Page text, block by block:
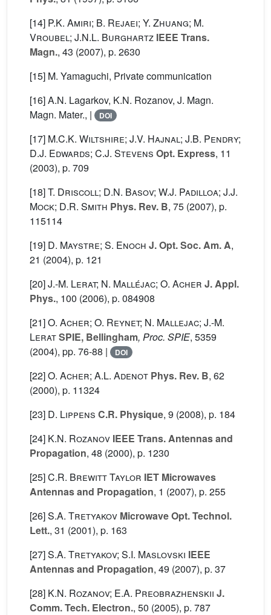
[14] P.K. Amiri; B. Rejaei; Y. Zhuang; M.
Vroubel; J.N.L. Burghartz IEEE Trans.
Magn., 43 (2007), p. 2630
[15] M. Yamaguchi, Private communication
[16] A.N. Lagarkov, K.N. Rozanov, J. Magn.
Magn. Mater., |
DOI
[17] M.C.K. Wiltshire; J.V. Hajnal; J.B. Pendry;
D.J. Edwards; C.J. Stevens Opt. Express, 11
(2003), p. 709
[18]T. Driscoll; D.N. Basov; W.J. Padilloa; J.J.
Mock; D.R. Smith Phys. Rev. B, 75 (2007), p.
115114
[19] D. Maystre; S. Enoch J. Opt. Soc. Am. A,
21 (2004), p. 121
[20]J.-M. Lerat; N. Malléjac; O. Acher J. Appl.
Phys., 100 (2006), p. 084908
[21]O. Acher; O. Reynet; N. Mallejac; J.-M.
LeratSPIE, Bellingham, Proc. SPIE, 5359
(2004), pp. 76-88 |
DOI
[22]O. Acher; A.L. Adenot Phys. Rev. B, 62
(2000), p. 11324
[23] D. Lippens C.R. Physique, 9 (2008), p. 184
[24] K.N. Rozanov IEEE Trans. Antennas and
Propagation, 48 (2000), p. 1230
[25]C.R. Brewitt Taylor IET Microwaves
Antennas and Propagation, 1 (2007), p. 255
[26]S.A. Tretyakov Microwave Opt. Technol.
Lett., 31 (2001), p. 163
[27]S.A. Tretyakov; S.I. Maslovski IEEE
Antennas and Propagation, 49 (2007), p. 37
[28] K.N. Rozanov; E.A. Preobrazhenskii J.
Comm. Tech. Electron., 50 (2005), p. 787